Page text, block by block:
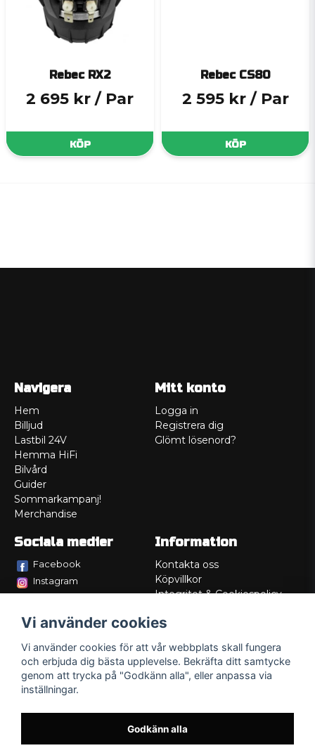
Rebec RX2
2 695 kr / Par
KÖP
Rebec CS80
2 595 kr / Par
KÖP
Navigera
Hem
Billjud
Lastbil 24V
Hemma HiFi
Bilvård
Guider
Sommarkampanj!
Merchandise
Mitt konto
Logga in
Registrera dig
Glömt lösenord?
Sociala medier
Facebook
Instagram
Information
Kontakta oss
Köpvillkor
Integritet & Cookiespolicy
Service/Garanti
Lådritning
Om oss
Vi använder cookies
Vi använder cookies för att vår webbplats skall fungera
och erbjuda dig bästa upplevelse. Bekräfta ditt samtycke
genom att trycka på "Godkänn alla", eller anpassa via
inställningar.
Godkänn alla